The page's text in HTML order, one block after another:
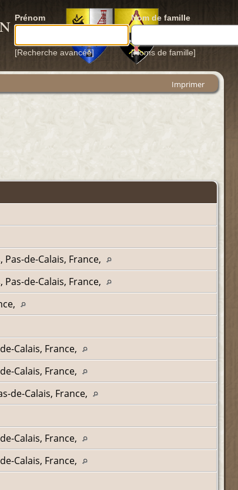
Prénom Nom de famille
[Recherche avancée] [Noms de famille]
Imprimer
de-Calais, France,
de-Calais, France,
Calais, France,
Calais, France,
de-Calais, France,
Calais, France,
Calais, France,